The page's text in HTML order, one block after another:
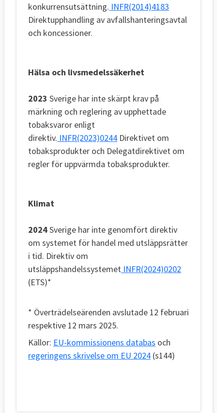
konkurrensutsättning. INFR(2014)4183
Direktupphandling av avfallshanteringsavtal
och koncessioner.
Hälsa och livsmedelssäkerhet
2023 Sverige har inte skärpt krav på
märkning och reglering av upphettade
tobaksvaror enligt
direktiv. INFR(2023)0244 Direktivet om
tobaksprodukter och Delegatdirektivet om
regler för uppvärmda tobaksprodukter.
Klimat
2024Sverige har inte genomfört direktiv
om systemet för handel med utsläppsrätter
i tid. Direktiv om
utsläppshandelssystemet INFR(2024)0202
(ETS)*
* Överträdelseärenden avslutade 12 februari
respektive 12 mars 2025.
Källor: EU-kommissionens databas och
regeringens skrivelse om EU 2024 (s144)